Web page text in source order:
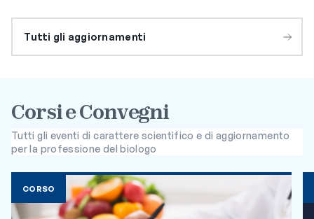
Tutti gli aggiornamenti
Corsi e Convegni
Tutti gli eventi di carattere scientifico e di aggiornamento
per la professione del biologo
CORSO